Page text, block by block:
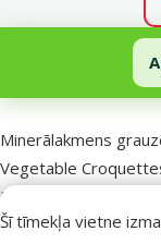
Šī tīmekļa vietne
Minerālakmens
Uz lapas
Minerālakmens
Vegetable
Minerālakmens ar
Lielisks minerālvielu